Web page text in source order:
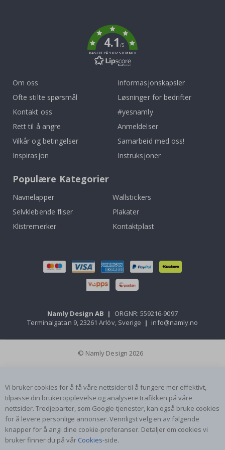
4.1/5
BASERT PÅ 1032 STEMMER
Om oss
Ofte stilte spørsmål
Kontakt oss
Rett til å angre
Vilkår og betingelser
Inspirasjon
Informasjonskapsler
Løsninger for bedrifter
#yesnamly
Anmeldelser
Samarbeid med oss!
Instruksjoner
Populære Kategorier
Navnelapper
Wallstickers
Selvklebende fliser
Plakater
Klistremerker
Kontaktplast
Namly Design AB |
ORGNR: 559216-9097
Terminalgatan 9, 23261 Arlöv, Sverige | info@namly.no
© Namly Design 2026
Vi bruker cookies for å få våre nettsider til å fungere mer effektivt,
tilpasse din brukeropplevelse og analysere trafikken på våre
nettsider. Tredjeparter, som Google-tjenester, kan også bruke cookies
for å levere personlige annonser. Vennligst velg en av følgende
knapper for å angi dine cookie-preferanser. Detaljer om cookies vi
bruker finner du på vår Cookies-side.